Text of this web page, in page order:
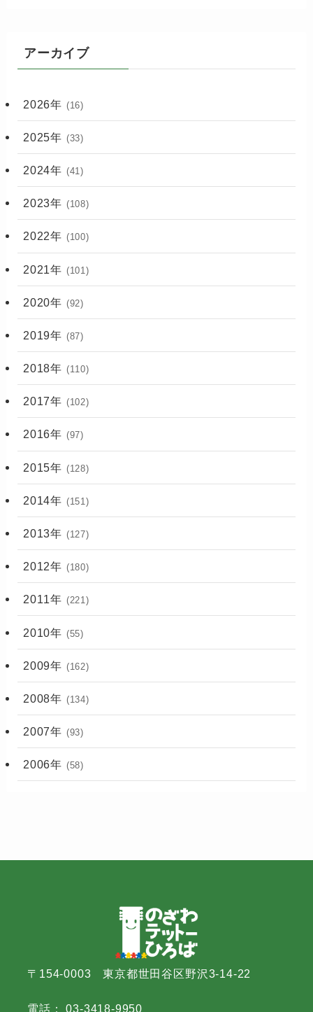
アーカイブ
2026年 (16)
2025年 (33)
2024年 (41)
2023年 (108)
2022年 (100)
2021年 (101)
2020年 (92)
2019年 (87)
2018年 (110)
2017年 (102)
2016年 (97)
2015年 (128)
2014年 (151)
2013年 (127)
2012年 (180)
2011年 (221)
2010年 (55)
2009年 (162)
2008年 (134)
2007年 (93)
2006年 (58)
〒154-0003 東京都世田谷区野沢3-14-22
電話： 03-3418-9950